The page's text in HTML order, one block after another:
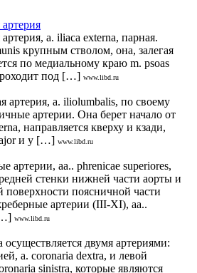
a. iliaca externa, парная.
крупным стволом, она, залегая
по медиальному краю m. psoas
под […] www.libd.ru
артерия, a. iliolumbalis, по своему
артерии. Она берет начало от
направляется кверху и кзади,
и у […] www.libd.ru
артерии, aa.. phrenicae superiores,
стенки нижней части аорты и
поверхности поясничной части
артерии (III-XI), aa..
www.libd.ru
двумя артериями:
a. coronaria dextra, и левой
sinistra, которые являются